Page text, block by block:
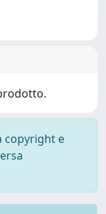
copyright e